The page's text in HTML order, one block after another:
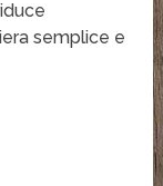
semplice e